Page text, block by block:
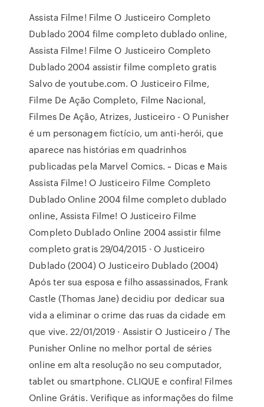
Assista Filme! Filme O Justiceiro Completo
Dublado 2004 filme completo dublado online,
Assista Filme! Filme O Justiceiro Completo
Dublado 2004 assistir filme completo gratis
Salvo de youtube.com. O Justiceiro Filme,
Filme De Ação Completo, Filme Nacional,
Filmes De Ação, Atrizes, Justiceiro - O Punisher
é um personagem fictício, um anti-herói, que
aparece nas histórias em quadrinhos
publicadas pela Marvel Comics. ~ Dicas e Mais
Assista Filme! O Justiceiro Filme Completo
Dublado Online 2004 filme completo dublado
online, Assista Filme! O Justiceiro Filme
Completo Dublado Online 2004 assistir filme
completo gratis 29/04/2015 · O Justiceiro
Dublado (2004) O Justiceiro Dublado (2004)
Após ter sua esposa e filho assassinados, Frank
Castle (Thomas Jane) decidiu por dedicar sua
vida a eliminar o crime das ruas da cidade em
que vive. 22/01/2019 · Assistir O Justiceiro / The
Punisher Online no melhor portal de séries
online em alta resolução no seu computador,
tablet ou smartphone. CLIQUE e confira! Filmes
Online Grátis. Verifique as informações do filme